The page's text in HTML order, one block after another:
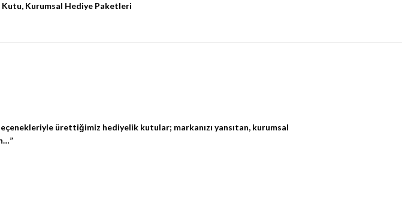
Kutu, Kurumsal Hediye Paketleri
ürettiğimiz hediyelik kutular; markanızı yansıtan, kurumsal